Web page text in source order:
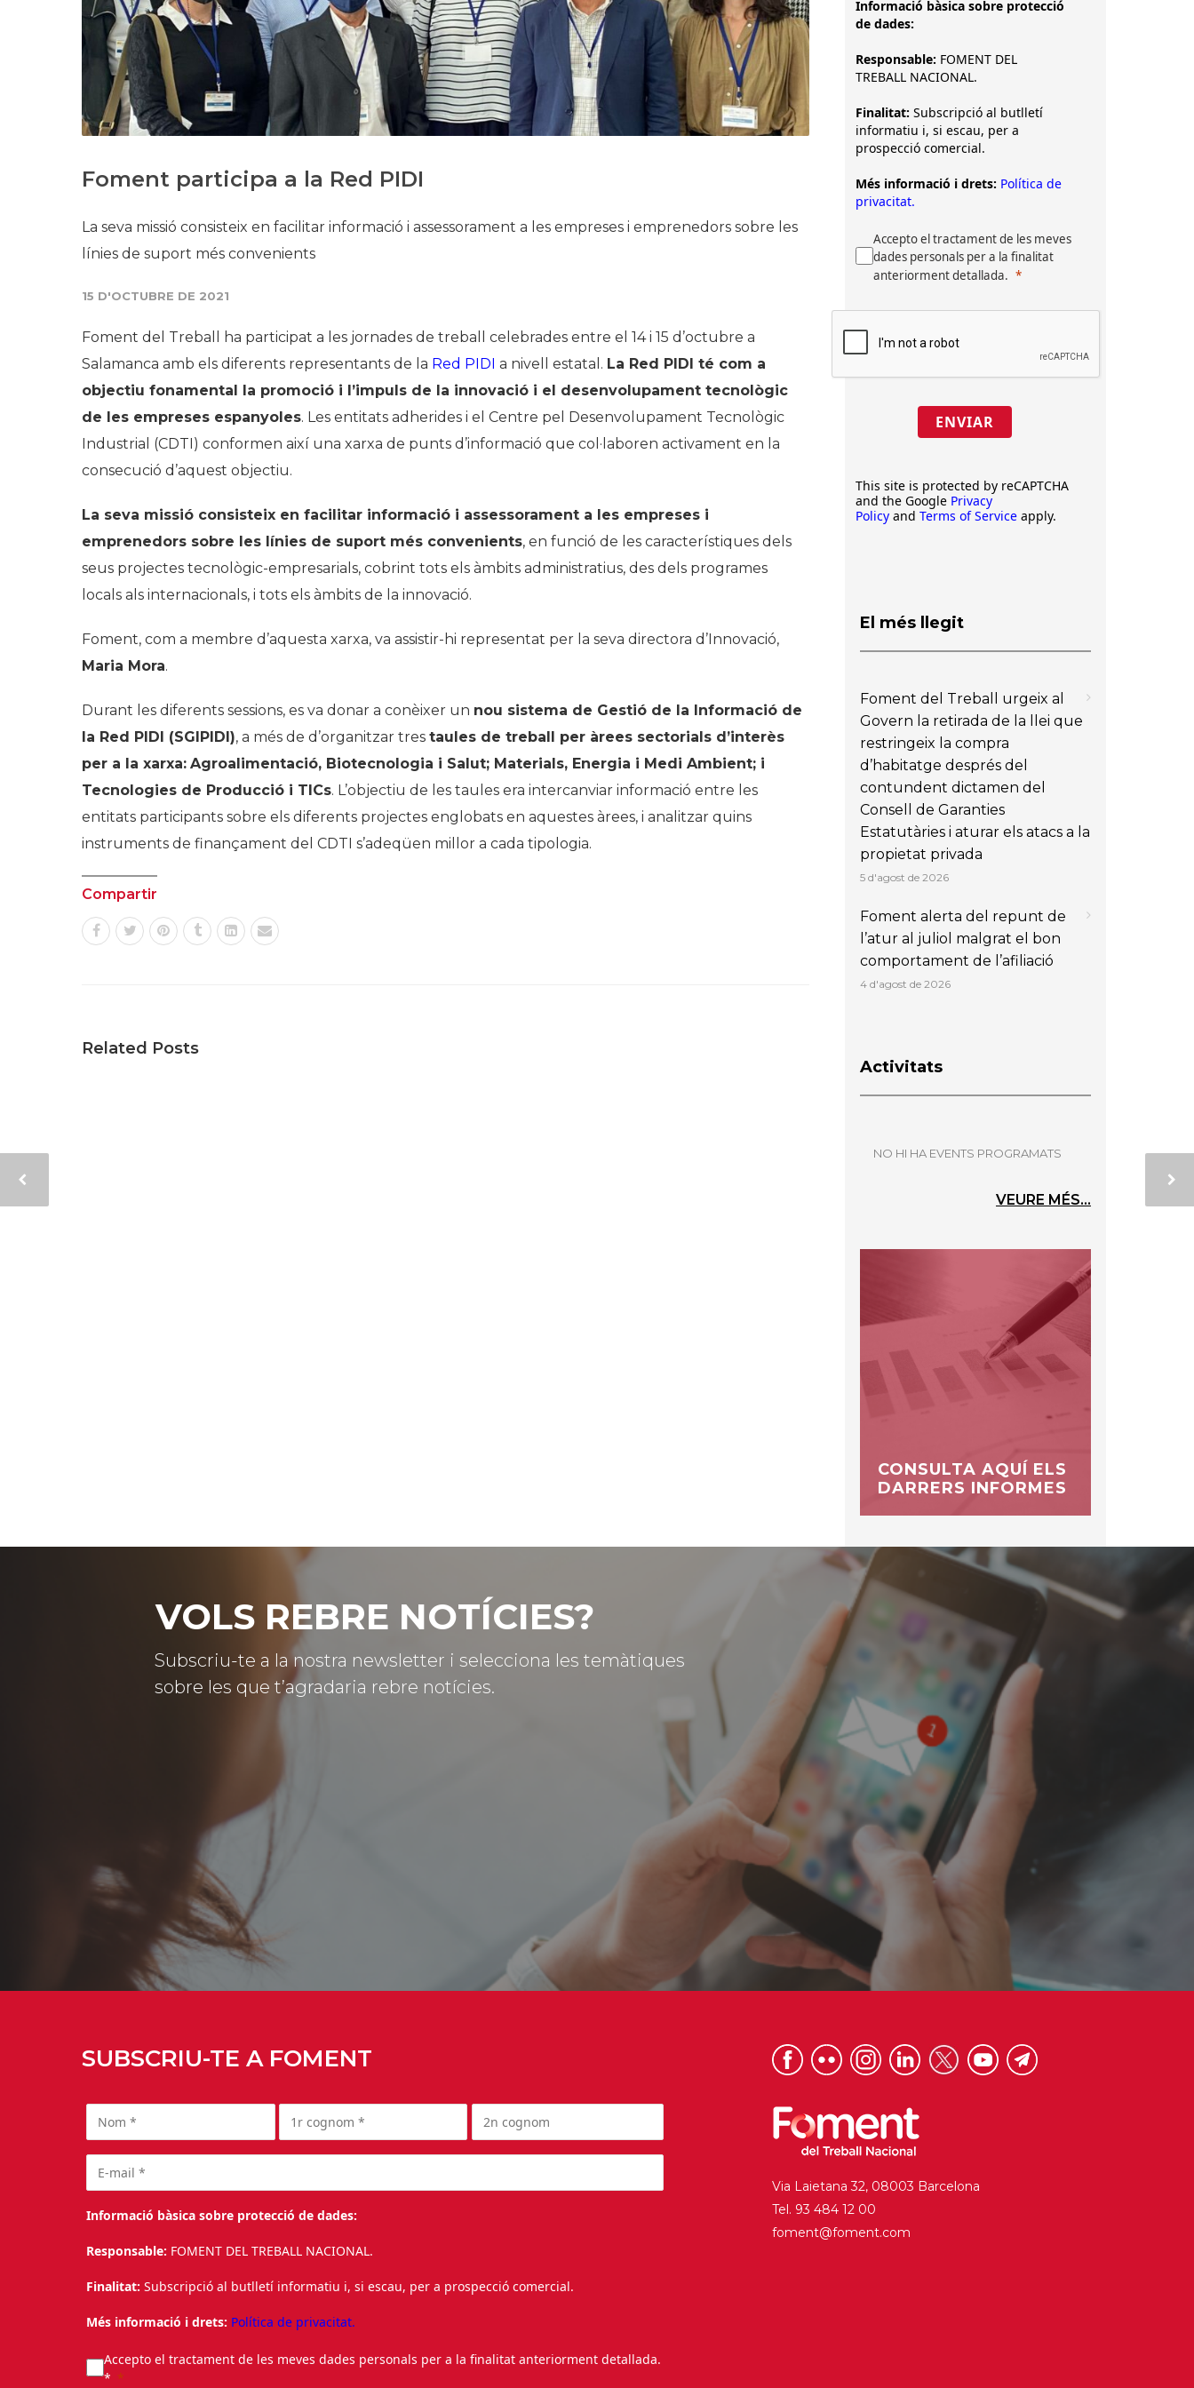
Història
Galeria de Presidents
Biblioteca Arxiu
Seu Social
Foment participa a la Red PIDI
La seva missió consisteix en facilitar informació i assessorament a les empreses i emprenedors sobre les
línies de suport més convenients
15 D'OCTUBRE DE 2021
Foment del Treball ha participat a les jornades de treball celebrades entre el 14 i 15 d’octubre a
Salamanca amb els diferents representants de la Red PIDI a nivell estatal. La Red PIDI té com a
objectiu fonamental la promoció i l’impuls de la innovació i el desenvolupament tecnològic
de les empreses espanyoles. Les entitats adherides i el Centre pel Desenvolupament Tecnològic
Industrial (CDTI) conformen així una xarxa de punts d’informació que col·laboren activament en la
consecució d’aquest objectiu.
La seva missió consisteix en facilitar informació i assessorament a les empreses i
emprenedors sobre les línies de suport més convenients, en funció de les característiques dels
seus projectes tecnològic-empresarials, cobrint tots els àmbits administratius, des dels programes
locals als internacionals, i tots els àmbits de la innovació.
Foment, com a membre d’aquesta xarxa, va assistir-hi representat per la seva directora d’Innovació,
Maria Mora.
Durant les diferents sessions, es va donar a conèixer un nou sistema de Gestió de la Informació de
la Red PIDI (SGIPIDI), a més de d’organitzar tres taules de treball per àrees sectorials d’interès
per a la xarxa: Agroalimentació, Biotecnologia i Salut; Materials, Energia i Medi Ambient; i
Tecnologies de Producció i TICs. L’objectiu de les taules era intercanviar informació entre les
entitats participants sobre els diferents projectes englobats en aquestes àrees, i analitzar quins
instruments de finançament del CDTI s’adeqüen millor a cada tipologia.
Compartir
Related Posts
Informació bàsica sobre protecció
de dades:
Responsable: FOMENT DEL
TREBALL NACIONAL.
Finalitat: Subscripció al butlletí
informatiu i, si escau, per a
prospecció comercial.
Més informació i drets: Política de
privacitat.
Accepto el tractament de les meves
dades personals per a la finalitat
anteriorment detallada.
ENVIAR
This site is protected by reCAPTCHA
and the Google Privacy
Policy and Terms of Service apply.
El més llegit
Foment del Treball urgeix al
Govern la retirada de la llei que
restringeix la compra
d’habitatge després del
contundent dictamen del
Consell de Garanties
Estatutàries i aturar els atacs a la
propietat privada
5 d'agost de 2026
Foment alerta del repunt de
l’atur al juliol malgrat el bon
comportament de l’afiliació
4 d'agost de 2026
Activitats
NO HI HA EVENTS PROGRAMATS
VEURE MÉS...
CONSULTA AQUÍ ELS
DARRERS INFORMES
VOLS REBRE NOTÍCIES?
Subscriu-te a la nostra newsletter i selecciona les temàtiques
sobre les que t’agradaria rebre notícies.
SUBSCRIU-TE A FOMENT
Informació bàsica sobre protecció de dades:
Responsable: FOMENT DEL TREBALL NACIONAL.
Finalitat: Subscripció al butlletí informatiu i, si escau, per a prospecció comercial.
Més informació i drets: Política de privacitat.
Accepto el tractament de les meves dades personals per a la finalitat anteriorment detallada.
*
Via Laietana 32, 08003 Barcelona
Tel. 93 484 12 00
foment@foment.com